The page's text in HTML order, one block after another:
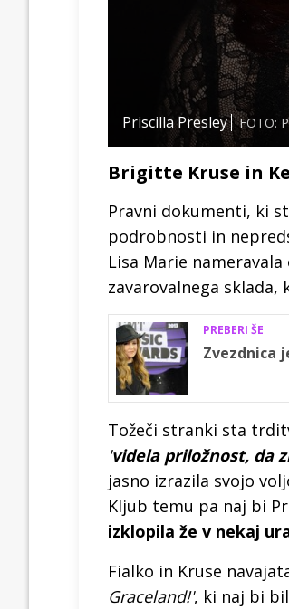
Priscilla Presley FOTO:
Brigitte Kruse in
Pravni dokumenti, ki
podrobnosti in
Lisa Marie
zavarovalnega
PREBERI ŠE
Zvezdnica
Tožeči stranki sta
'videla priložnost, da
jasno izrazila svojo
Kljub temu pa naj bi
izklopila že v nekaj
Fialko in Kruse
Graceland!', ki naj bi